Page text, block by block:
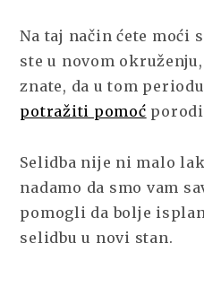
Na taj način ćete moći
ste u novom
znate, da u tom
potražiti pomoć
Selidba nije ni malo
nadamo da smo vam
pomogli da bolje
selidbu u novi stan.